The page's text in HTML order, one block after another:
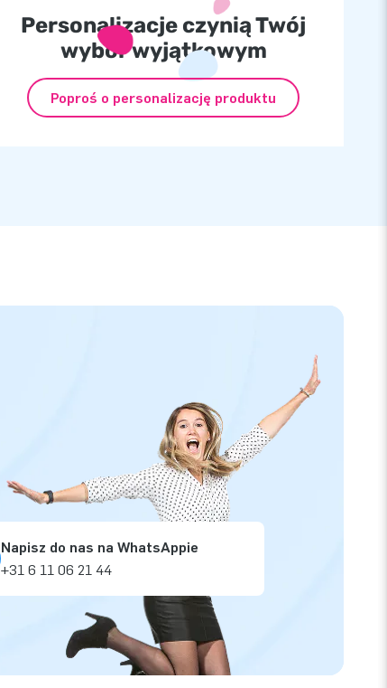
Personalizacje czynią Twój
wybór wyjątkowym
Poproś o personalizację produktu
Napisz do nas na WhatsAppie
+31 6 11 06 21 44